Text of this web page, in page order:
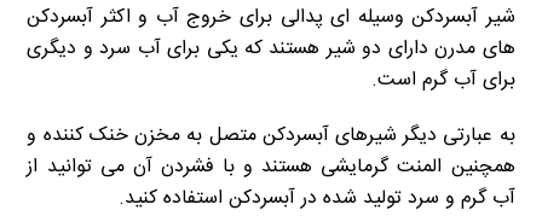
شیر آبسردکن وسیله ای پدالی برای خروج آب و اکثر آبسردکن
های مدرن دارای دو شیر هستند که یکی برای آب سرد و دیگری
برای آب گرم است.
به عبارتی دیگر شیرهای آبسردکن متصل به مخزن خنک کننده و
همچنین المنت گرمایشی هستند و با فشردن آن می توانید از
آب گرم و سرد تولید شده در آبسردکن استفاده کنید.